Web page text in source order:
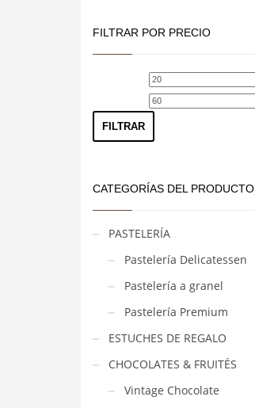
FILTRAR POR PRECIO
Precio
mínimo
FILTRAR
CATEGORÍAS DEL PRODUCTO
PASTELERÍA
Pastelería Delicatessen
Pastelería a granel
Pastelería Premium
ESTUCHES DE REGALO
CHOCOLATES & FRUITÉS
Vintage Chocolate